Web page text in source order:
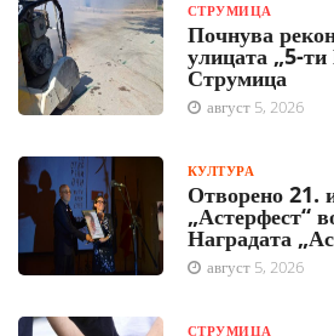
СТРУМИЦА
Почнува
улицата „5-
Струмица
август 5, 2026
КУЛТУРА
Отворено 21.
„Астерфест“
Наградата
август 5, 2026
СТРУМИЦА